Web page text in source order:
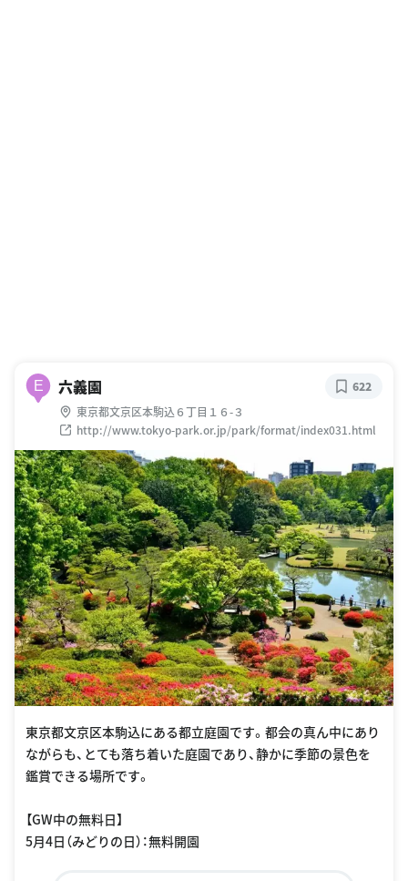
E 六義園
東京都文京区本駒込６丁目１６-３
http://www.tokyo-park.or.jp/park/format/index031.html
622
東京都文京区本駒込にある都立庭園です。都会の真ん中にあり
ながらも、とても落ち着いた庭園であり、静かに季節の景色を
鑑賞できる場所です。
【GW中の無料日】
5月4日（みどりの日）：無料開園